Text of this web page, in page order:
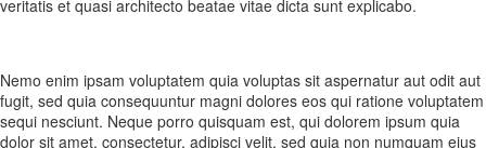
veritatis et quasi architecto beatae vitae dicta sunt explicabo.
Nemo enim ipsam voluptatem quia voluptas sit aspernatur aut odit aut
fugit, sed quia consequuntur magni dolores eos qui ratione voluptatem
sequi nesciunt. Neque porro quisquam est, qui dolorem ipsum quia
dolor sit amet, consectetur, adipisci velit, sed quia non numquam eius